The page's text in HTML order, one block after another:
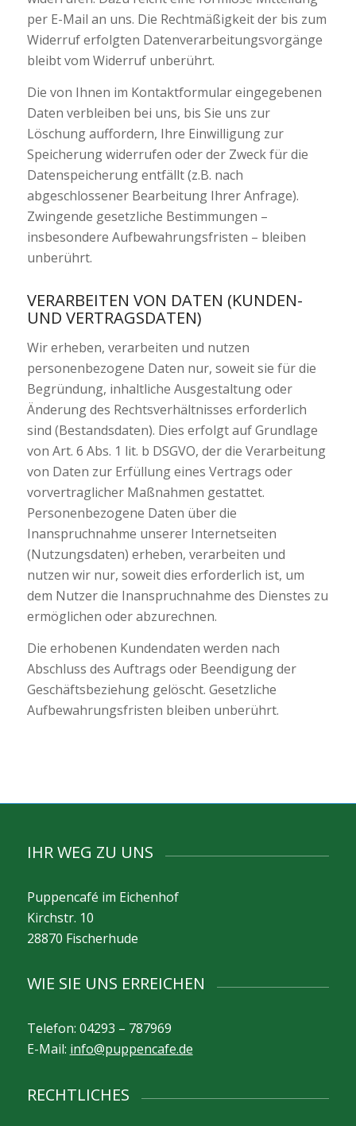
per E-Mail an uns. Die Rechtmäßigkeit der bis zum
Widerruf erfolgten Datenverarbeitungsvorgänge
bleibt vom Widerruf unberührt.
Die von Ihnen im Kontaktformular eingegebenen
Daten verbleiben bei uns, bis Sie uns zur
Löschung auffordern, Ihre Einwilligung zur
Speicherung widerrufen oder der Zweck für die
Datenspeicherung entfällt (z.B. nach
abgeschlossener Bearbeitung Ihrer Anfrage).
Zwingende gesetzliche Bestimmungen –
insbesondere Aufbewahrungsfristen – bleiben
unberührt.
VERARBEITEN VON DATEN (KUNDEN-
UND VERTRAGSDATEN)
Wir erheben, verarbeiten und nutzen
personenbezogene Daten nur, soweit sie für die
Begründung, inhaltliche Ausgestaltung oder
Änderung des Rechtsverhältnisses erforderlich
sind (Bestandsdaten). Dies erfolgt auf Grundlage
von Art. 6 Abs. 1 lit. b DSGVO, der die Verarbeitung
von Daten zur Erfüllung eines Vertrags oder
vorvertraglicher Maßnahmen gestattet.
Personenbezogene Daten über die
Inanspruchnahme unserer Internetseiten
(Nutzungsdaten) erheben, verarbeiten und
nutzen wir nur, soweit dies erforderlich ist, um
dem Nutzer die Inanspruchnahme des Dienstes zu
ermöglichen oder abzurechnen.
Die erhobenen Kundendaten werden nach
Abschluss des Auftrags oder Beendigung der
Geschäftsbeziehung gelöscht. Gesetzliche
Aufbewahrungsfristen bleiben unberührt.
IHR WEG ZU UNS
Puppencafé im Eichenhof
Kirchstr. 10
28870 Fischerhude
WIE SIE UNS ERREICHEN
Telefon: 04293 – 787969
E-Mail: info@puppencafe.de
RECHTLICHES